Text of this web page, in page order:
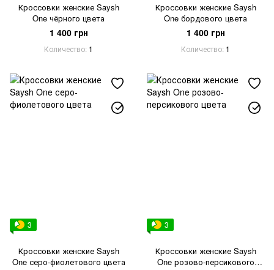
Кроссовки женские Saysh
One чёрного цвета
1 400 грн
Количество 1
Кроссовки женские Saysh
One бордового цвета
1 400 грн
Количество 1
3
Кроссовки женские Saysh
One серо-фиолетового цвета
3
Кроссовки женские Saysh
One розово-персикового